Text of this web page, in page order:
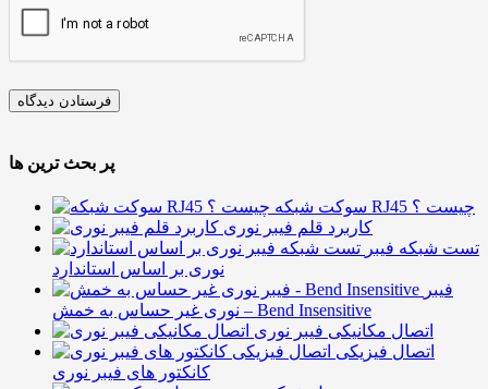
پر بحث ترین ها
سوکت شبکه RJ45 چیست ؟
کاربرد قلم فیبر نوری
تست شبکه فیبر
نوری بر اساس استاندارد
فیبر
نوری غیر حساس به خمش – Bend Insensitive
اتصال مکانیکی فیبر نوری
اتصال فیزیکی
کانکتور های فیبر نوری